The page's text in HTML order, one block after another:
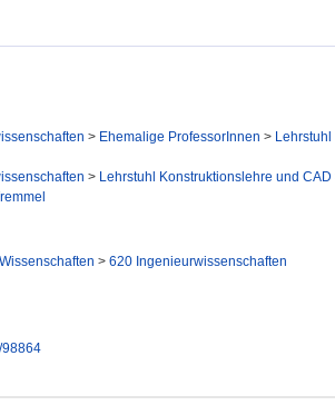
> Ehemalige ProfessorInnen >
> Lehrstuhl Konstruktionslehre und CAD
> 620 Ingenieurwissenschaften
98864